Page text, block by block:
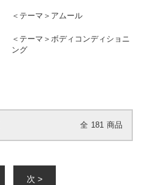
＜テーマ＞アムール
＜テーマ＞ボディコンディショニ
ング
全 181 商品
次 >